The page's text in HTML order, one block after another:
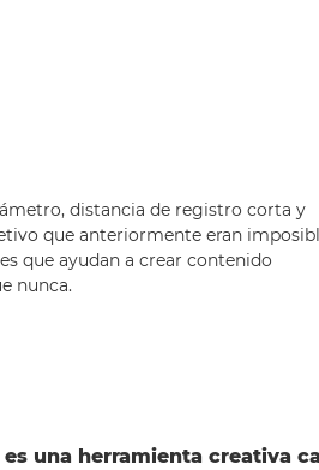
distancia de registro corta y
que anteriormente eran
que ayudan a crear contenido
nunca.
una herramienta creativa